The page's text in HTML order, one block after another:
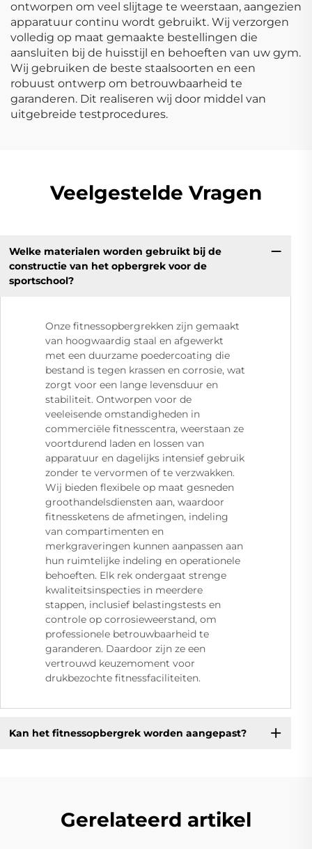
ontworpen om veel slijtage te weerstaan, aangezien
apparatuur continu wordt gebruikt. Wij verzorgen
volledig op maat gemaakte bestellingen die
aansluiten bij de huisstijl en behoeften van uw gym.
Wij gebruiken de beste staalsoorten en een
robuust ontwerp om betrouwbaarheid te
garanderen. Dit realiseren wij door middel van
uitgebreide testprocedures.
Veelgestelde Vragen
Welke materialen worden gebruikt bij de
constructie van het opbergrek voor de
sportschool?
Onze fitnessopbergrekken zijn gemaakt
van hoogwaardig staal en afgewerkt
met een duurzame poedercoating die
bestand is tegen krassen en corrosie, wat
zorgt voor een lange levensduur en
stabiliteit. Ontworpen voor de
veeleisende omstandigheden in
commerciële fitnesscentra, weerstaan ze
voortdurend laden en lossen van
apparatuur en dagelijks intensief gebruik
zonder te vervormen of te verzwakken.
Wij bieden flexibele op maat gesneden
groothandelsdiensten aan, waardoor
fitnessketens de afmetingen, indeling
van compartimenten en
merkgraveringen kunnen aanpassen aan
hun ruimtelijke indeling en operationele
behoeften. Elk rek ondergaat strenge
kwaliteitsinspecties in meerdere
stappen, inclusief belastingstests en
controle op corrosieweerstand, om
professionele betrouwbaarheid te
garanderen. Daardoor zijn ze een
vertrouwd keuzemoment voor
drukbezochte fitnessfaciliteiten.
Kan het fitnessopbergrek worden aangepast?
Gerelateerd artikel